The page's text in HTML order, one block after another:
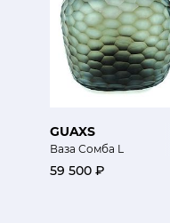
GUAXS
Ваза Сомба L
59 500 ₽